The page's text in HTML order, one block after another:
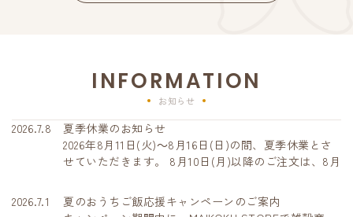
INFORMATION
お知らせ
2026.7.8
夏季休業のお知らせ
2026年8月11日(火)～8月16日(日)の間、夏季休業とさ
せていただきます。 8月10日(月)以降のご注文は、8月
いたお問い合わせへの回答は、営業再開日より順次対
応させていただきます。皆さまにはご不便とご迷惑を
2026.7.1
夏のおうちご飯応援キャンペーンのご案内